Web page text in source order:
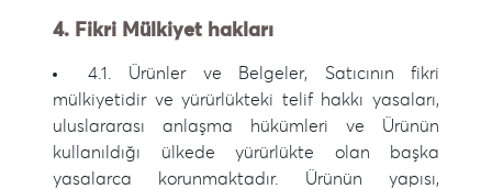
4. Fikri Mülkiyet hakları
4.1. Ürünler ve Belgeler, Satıcının fikri
mülkiyetidir ve yürürlükteki telif hakkı yasaları,
uluslararası anlaşma hükümleri ve Ürünün
kullanıldığı ülkede yürürlükte olan başka
yasalarca korunmaktadır. Ürünün yapısı,